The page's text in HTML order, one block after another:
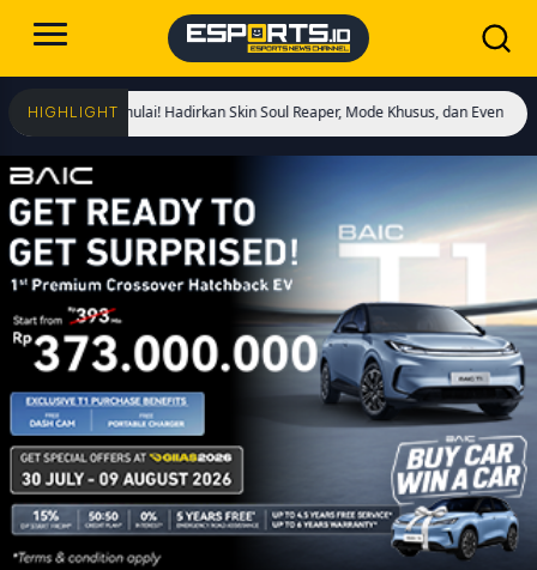
HIGHLIGHT
Dimulai! Hadirkan Skin Soul Reaper, Mode Khusus, dan Event Eksklusif!